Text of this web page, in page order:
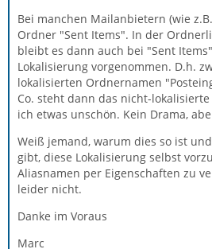
Bei manchen Mailanbietern (wie
Ordner "Sent Items". In der
bleibt es dann auch bei "Sent
Lokalisierung vorgenommen. D.h.
lokalisierten Ordnernamen
Co. steht dann das nicht-
ich etwas unschön. Kein Drama,
Weiß jemand, warum dies so ist
gibt, diese Lokalisierung selbst
Aliasnamen per Eigenschaften zu
leider nicht.
Danke im Voraus
Marc